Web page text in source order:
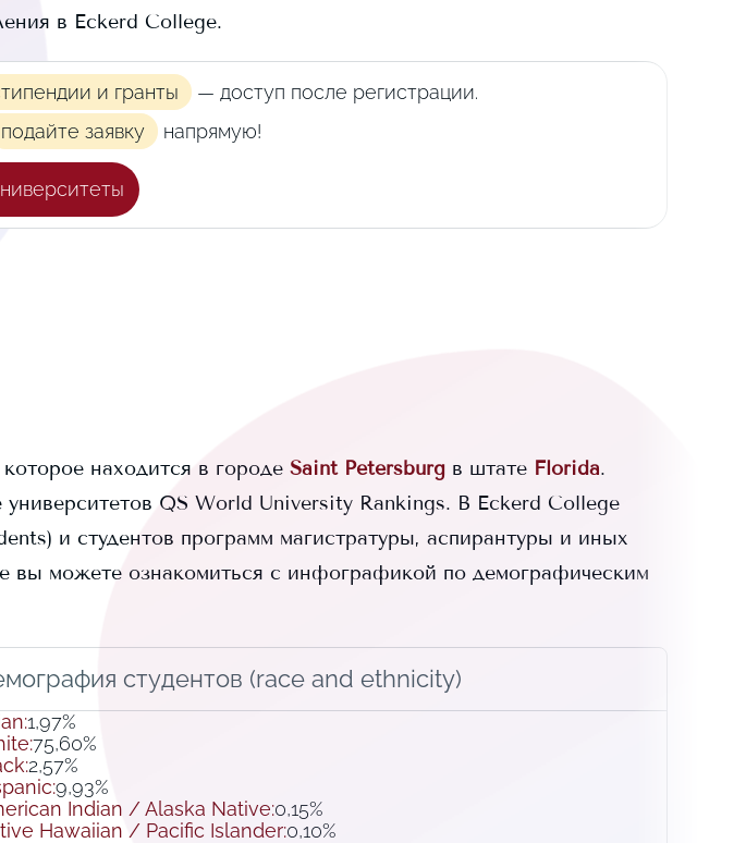
в Eckerd College.
и гранты
— доступ после регистрации.
подайте заявку напрямую!
находится в городе Saint Petersburg в штате Florida.
QS World University Rankings. В Eckerd College
и студентов программ магистратуры, аспирантуры и иных
вы можете ознакомиться с инфографикой по демографическим
студентов (race and ethnicity)
:1,97%
:75,60%
:2,57%
:9,93%
Indian / Alaska Native:0,15%
Hawaiian / Pacific Islander:0,10%